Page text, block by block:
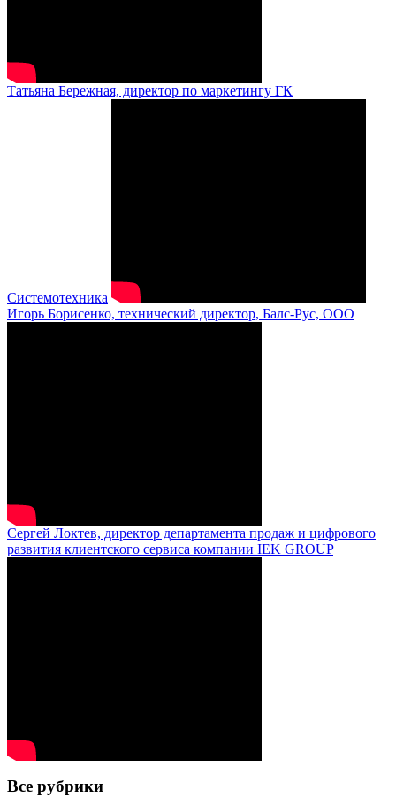
Татьяна Бережная, директор по маркетингу ГК
Системотехника
Игорь Борисенко, технический директор, Балс-Рус, ООО
Сергей Локтев, директор департамента продаж и цифрового
развития клиентского сервиса компании IEK GROUP
Все рубрики